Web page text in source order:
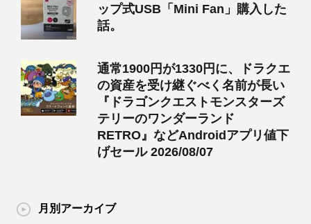
ップ式USB「Mini Fan」購入した
話。
通常1900円が1330円に、ドラクエ
の資産を受け継ぐべく名前が長い
『ドラゴンクエストモンスターズ
テリーのワンダーランド
RETRO』などAndroidアプリ値下
げセール 2026/08/07
月別アーカイブ